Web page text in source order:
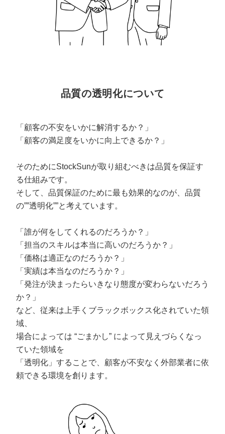
品質の透明化について
「顧客の不安をいかに解消するか？」
「顧客の満足度をいかに向上できるか？」
そのためにStockSunが取り組むべきは品質を保証す
る仕組みです。
そして、品質保証のために最も効果的なのが、品質
の””透明化””と考えています。
「誰が何をしてくれるのだろうか？」
「担当のスキルは本当に高いのだろうか？」
「価格は適正なのだろうか？」
「実績は本当なのだろうか？」
「発注が決まったらいきなり態度が変わらないだろう
か？」
など、従来は上手くブラックボックス化されていた領
域、
場合によっては “ごまかし” によって見えづらくなっ
ていた領域を
「透明化」することで、顧客が不安なく外部業者に依
頼できる環境を創ります。